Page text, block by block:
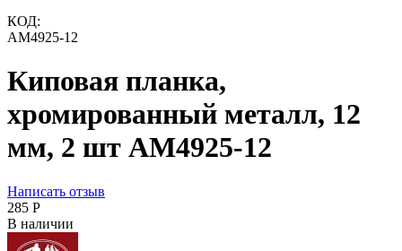
КОД:
AM4925-12
Киповая планка,
хромированный металл, 12
мм, 2 шт AM4925-12
Написать отзыв
‍285‍ Р
В наличии